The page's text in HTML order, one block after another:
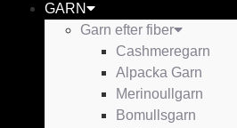
GARN
Garn efter fiber
Cashmeregarn
Alpacka Garn
Merinoullgarn
Bomullsgarn